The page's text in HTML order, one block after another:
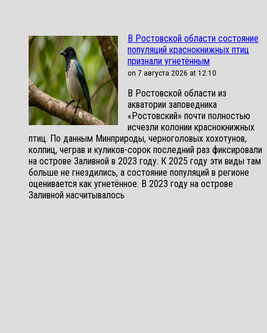
В Ростовской области состояние
популяций краснокнижных птиц
признали угнетённым
on 7 августа 2026 at 12:10
В Ростовской области из
акватории заповедника
«Ростовский» почти полностью
исчезли колонии краснокнижных
птиц. По данным Минприроды, черноголовых хохотунов,
колпиц, чеграв и куликов-сорок последний раз фиксировали
на острове Заливной в 2023 году. К 2025 году эти виды там
больше не гнездились, а состояние популяций в регионе
оценивается как угнетённое. В 2023 году на острове
Заливной насчитывалось